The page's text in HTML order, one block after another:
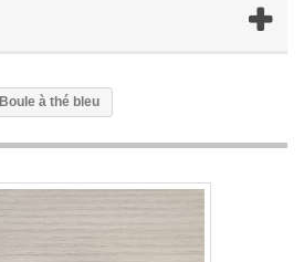
Boule à thé bleu